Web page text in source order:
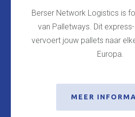
Berser Network Logistics is
van Palletways. Dit
vervoert jouw pallets naar
Europa.
MEER